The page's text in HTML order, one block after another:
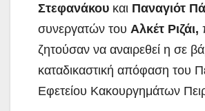
Στεφανάκου και Παναγιότ
συνεργατών του Αλκέτ Ριζάι,
ζητούσαν να αναιρεθεί η σε
καταδικαστική απόφαση του
Εφετείου Κακουργημάτων